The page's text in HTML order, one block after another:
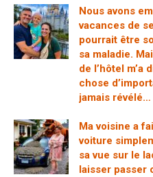
Nous avons
vacances de
pourrait être
sa maladie.
de l’hôtel m’a
chose
jamais révélé…
Ma voisine a
voiture
sa vue sur le
laisser passer